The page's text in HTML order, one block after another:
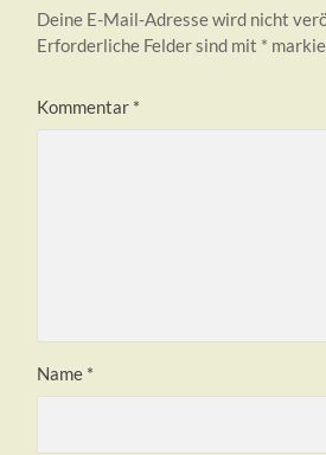
Deine E-Mail-Adresse wird nicht
Erforderliche Felder sind mit *
Kommentar *
Name *